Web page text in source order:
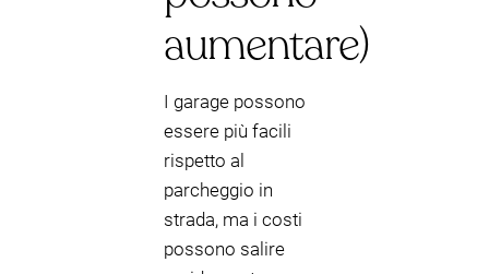
aumentare)
I garage possono
essere più facili
rispetto al
parcheggio in
strada, ma i costi
possono salire